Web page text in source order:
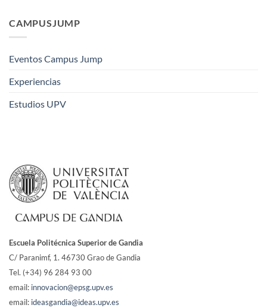
CAMPUSJUMP
Eventos Campus Jump
Experiencias
Estudios UPV
Escuela Politécnica Superior de Gandia
C/ Paranimf, 1. 46730 Grao de Gandia
Tel. (+34) 96 284 93 00
email: innovacion@epsg.upv.es
email: ideasgandia@ideas.upv.es